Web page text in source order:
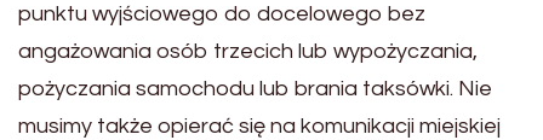
punktu wyjściowego do docelowego bez
angażowania osób trzecich lub wypożyczania,
pożyczania samochodu lub brania taksówki. Nie
musimy także opierać się na komunikacji miejskiej